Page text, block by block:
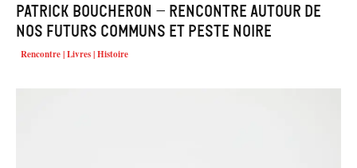
Patrick Boucheron – rencontre autour de
Nos futurs communs et Peste noire
Rencontre | Livres | Histoire